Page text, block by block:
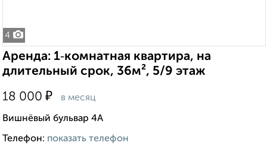
4
Аренда: 1‑комнатная квартира, на
длительный срок, 36м², 5/9 этаж
18 000 ₽ в месяц
Вишнёвый бульвар 4А
Телефон: показать телефон